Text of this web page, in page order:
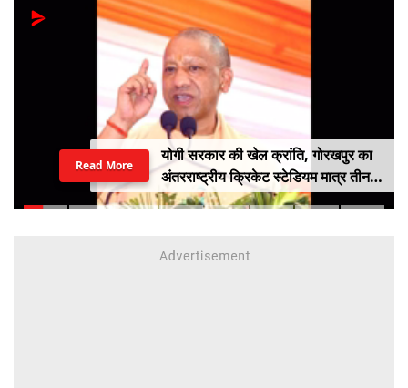
योगी सरकार की खेल क्रांति, गोरखपुर का
अंतरराष्ट्रीय क्रिकेट स्टेडियम मात्र तीन
महीने में लगभग 20% तैयार
Read More